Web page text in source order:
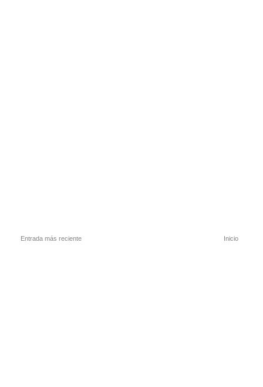
Entrada más reciente Inicio